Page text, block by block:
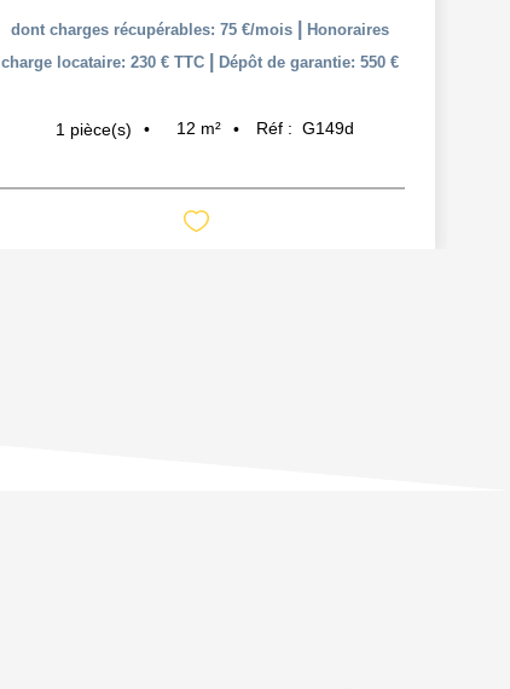
dont charges récupérables: 75 €/mois
Honoraires
charge locataire: 230 € TTC
Dépôt de garantie: 550 €
1 pièce(s) 12 m² Réf : G149d